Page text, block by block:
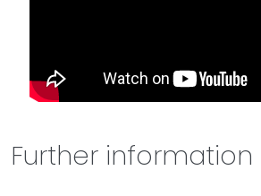
Further information